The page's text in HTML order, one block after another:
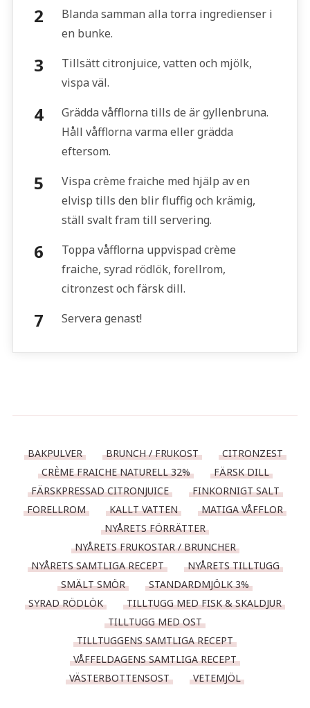
Blanda samman alla torra ingredienser i
en bunke.
Tillsätt citronjuice, vatten och mjölk,
vispa väl.
Grädda våfflorna tills de är gyllenbruna.
Håll våfflorna varma eller grädda
eftersom.
Vispa crème fraiche med hjälp av en
elvisp tills den blir fluffig och krämig,
ställ svalt fram till servering.
Toppa våfflorna uppvispad crème
fraiche, syrad rödlök, forellrom,
citronzest och färsk dill.
Servera genast!
BAKPULVER BRUNCH / FRUKOST
CITRONZEST
CRÈME FRAICHE NATURELL 32%
FÄRSK DILL
FÄRSKPRESSAD CITRONJUICE
FINKORNIGT SALT
FORELLROM
KALLT VATTEN
MATIGA VÅFFLOR
NYÅRETS FÖRRÄTTER
NYÅRETS FRUKOSTAR / BRUNCHER
NYÅRETS SAMTLIGA RECEPT
NYÅRETS TILLTUGG
SMÄLT SMÖR
STANDARDMJÖLK 3%
SYRAD RÖDLÖK
TILLTUGG MED FISK & SKALDJUR
TILLTUGG MED OST
TILLTUGGENS SAMTLIGA RECEPT
VÅFFELDAGENS SAMTLIGA RECEPT
VÄSTERBOTTENSOST
VETEMJÖL